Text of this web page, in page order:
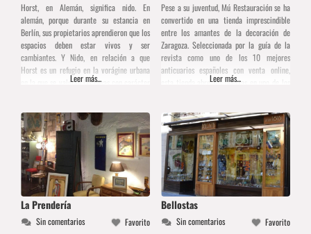
Horst, en Alemán, significa nido. En
alemán, porque durante su estancia en
Berlín, sus propietarios aprendieron que los
espacios deben estar vivos y ser
cambiantes. Y Nido, en relación a que
Horst es un refugio en la vorágine urbana
en la que se valoran las cosas con carácter
Leer más...
Pese a su juventud, Mú Restauración se ha
convertido en una tienda imprescindible
entre los amantes de la decoración de
Zaragoza. Seleccionada por la guía de la
revista como uno de los 10 mejores
anticuarios españoles con venta online,
esta tienda abre sus puertas en uno de los
Leer más...
La Prendería
Sin comentarios
Favorito
Bellostas
Sin comentarios
Favorito